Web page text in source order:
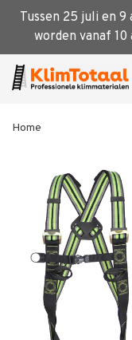
Tussen 25 juli en 9
worden vanaf
Home